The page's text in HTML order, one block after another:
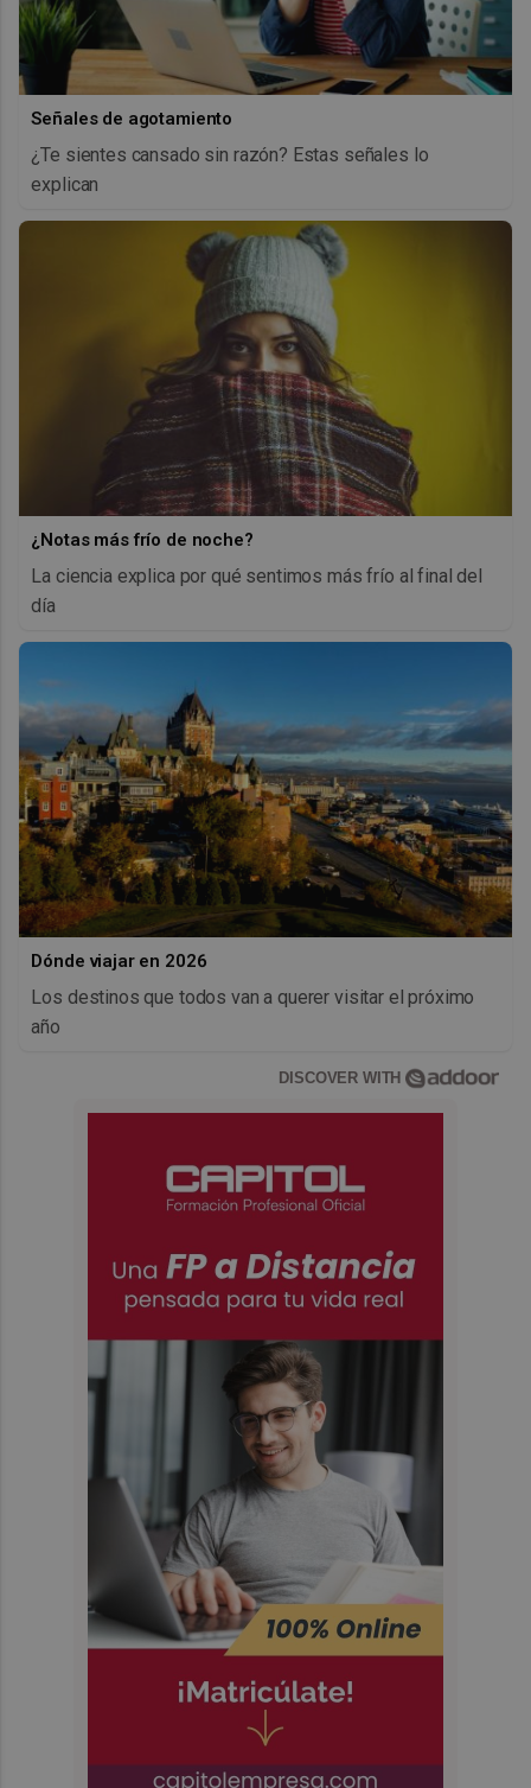
Señales de agotamiento
¿Te sientes cansado sin razón? Estas señales lo
explican
¿Notas más frío de noche?
La ciencia explica por qué sentimos más frío al final del
día
Dónde viajar en 2026
Los destinos que todos van a querer visitar el próximo
año
DISCOVER WITH